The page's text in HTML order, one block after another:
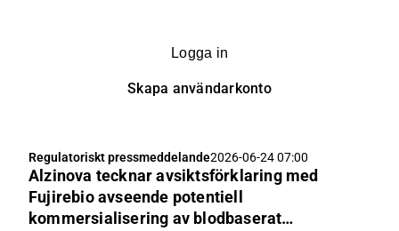
Logga in
Skapa användarkonto
Regulatoriskt pressmeddelande2026-06-24 07:00
Alzinova tecknar avsiktsförklaring med
Fujirebio avseende potentiell
kommersialisering av blodbaserat